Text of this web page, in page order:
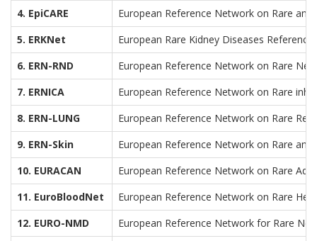
4. EpiCARE
European Reference Network on Rare and
5. ERKNet
European Rare Kidney Diseases
6. ERN-RND
European Reference Network on Rare
7. ERNICA
European Reference Network on Rare
8. ERN-LUNG
European Reference Network on Rare
9. ERN-Skin
European Reference Network on Rare
10. EURACAN
European Reference Network on Rare
11. EuroBloodNet
European Reference Network on Rare
12. EURO-NMD
European Reference Network for Rare